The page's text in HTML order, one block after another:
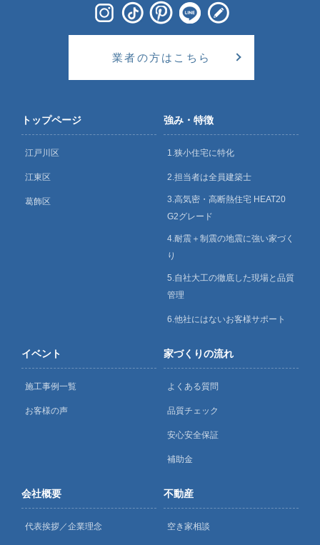
業者の方はこちら
トップページ
江戸川区
江東区
葛飾区
強み・特徴
1.狭小住宅に特化
2.担当者は全員建築士
3.高気密・高断熱住宅 HEAT20
G2グレード
4.耐震＋制震の地震に強い家づく
り
5.自社大工の徹底した現場と品質
管理
6.他社にはないお客様サポート
イベント
施工事例一覧
お客様の声
家づくりの流れ
よくある質問
品質チェック
安心安全保証
補助金
会社概要
代表挨拶／企業理念
不動産
空き家相談